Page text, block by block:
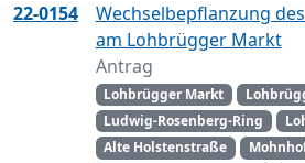
22-0154
Wechselbepflanzung
am Lohbrügger Markt
Antrag
Lohbrügger Markt
Ludwig-Rosenberg-Ring
Alte Holstenstraße